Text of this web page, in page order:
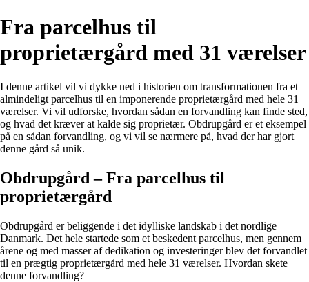
Fra parcelhus til
proprietærgård med 31 værelser
I denne artikel vil vi dykke ned i historien om transformationen fra et
almindeligt parcelhus til en imponerende proprietærgård med hele 31
værelser. Vi vil udforske, hvordan sådan en forvandling kan finde sted,
og hvad det kræver at kalde sig proprietær. Obdrupgård er et eksempel
på en sådan forvandling, og vi vil se nærmere på, hvad der har gjort
denne gård så unik.
Obdrupgård – Fra parcelhus til
proprietærgård
Obdrupgård er beliggende i det idylliske landskab i det nordlige
Danmark. Det hele startede som et beskedent parcelhus, men gennem
årene og med masser af dedikation og investeringer blev det forvandlet
til en prægtig proprietærgård med hele 31 værelser. Hvordan skete
denne forvandling?